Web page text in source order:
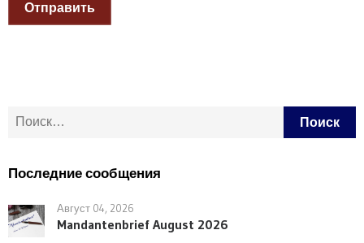
Отправить
Найти:
Последние сообщения
Август 04, 2026
Mandantenbrief August 2026